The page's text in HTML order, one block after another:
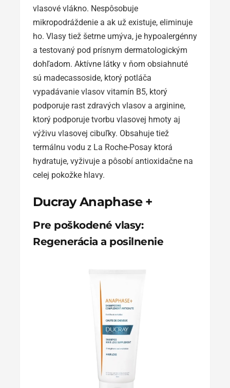
vlasové vlákno. Nespôsobuje
mikropodráždenie a ak už existuje, eliminuje
ho. Vlasy tiež šetrne umýva, je hypoalergénny
a testovaný pod prísnym dermatologickým
dohľadom. Aktívne látky v ňom obsiahnuté
sú madecassoside, ktorý potláča
vypadávanie vlasov vitamín B5, ktorý
podporuje rast zdravých vlasov a arginine,
ktorý podporuje tvorbu vlasovej hmoty aj
výživu vlasovej cibuľky. Obsahuje tiež
termálnu vodu z La Roche-Posay ktorá
hydratuje, vyživuje a pôsobí antioxidačne na
celej pokožke hlavy.
Ducray Anaphase +
Pre poškodené vlasy:
Regenerácia a posilnenie